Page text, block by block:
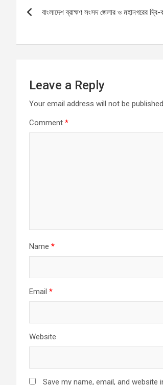
o
k
A
p
g
navigation
বাংলাদেশ ব্রাহ্মণ সংসদ জেলার ও মহানগরের দ্বি-
Leave a Reply
Your email address will not be
Comment *
Name *
Email *
Website
Save my name, email, and